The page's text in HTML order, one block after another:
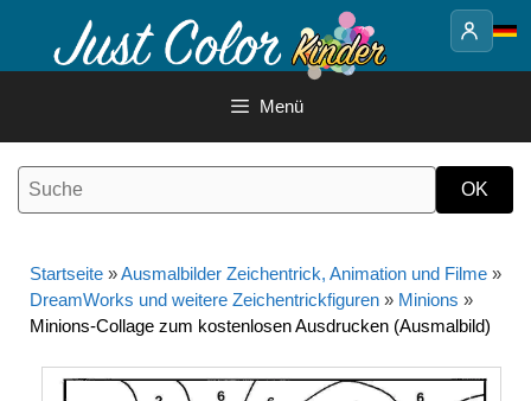
Inhalt
Menü
Startseite »Ausmalbilder Zeichentrick, Animation und Filme »
DreamWorks und weitere Zeichentrickfiguren » Minions »
Minions-Collage zum kostenlosen Ausdrucken (Ausmalbild)